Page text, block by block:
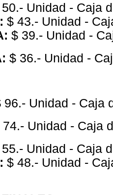
Unidad - Caja
$ 43.- Unidad -
$ 39.- Unidad -
$ 36.- Unidad -
96.- Unidad - Caja
74.- Unidad - Caja
Unidad - Caja
$ 48.- Unidad -